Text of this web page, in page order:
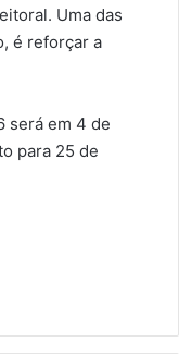
Uma das
é reforçar a
será em 4 de
para 25 de